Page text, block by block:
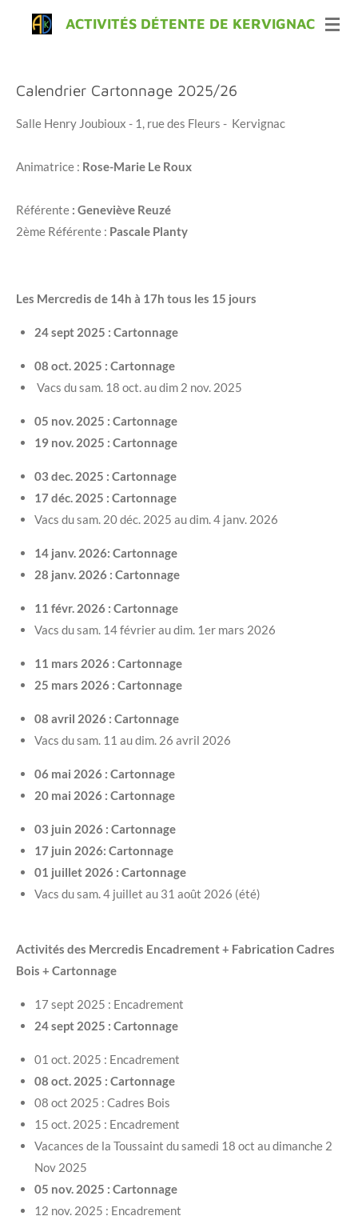
Passer
principal
ACTIVITÉS DÉTENTE DE KERVIGNAC
Calendrier Cartonnage 2025/26
Salle Henry Joubioux - 1, rue des Fleurs - Kervignac
Animatrice : Rose-Marie Le Roux
Référente : Geneviève Reuzé
2ème Référente : Pascale Planty
Les Mercredis de 14h à 17h tous les 15 jours
24 sept 2025 : Cartonnage
08 oct. 2025 : Cartonnage
Vacs du sam. 18 oct. au dim 2 nov. 2025
05 nov. 2025 : Cartonnage
19 nov. 2025 : Cartonnage
03 dec. 2025 : Cartonnage
17 déc. 2025 : Cartonnage
Vacs du sam. 20 déc. 2025 au dim. 4 janv. 2026
14 janv. 2026: Cartonnage
28 janv. 2026 : Cartonnage
11 févr. 2026 : Cartonnage
Vacs du sam. 14 février au dim. 1er mars 2026
11 mars 2026 : Cartonnage
25 mars 2026 : Cartonnage
08 avril 2026 : Cartonnage
Vacs du sam. 11 au dim. 26 avril 2026
06 mai 2026 : Cartonnage
20 mai 2026 : Cartonnage
03 juin 2026 : Cartonnage
17 juin 2026: Cartonnage
01 juillet 2026 : Cartonnage
Vacs du sam. 4 juillet au 31 août 2026 (été)
Activités des Mercredis Encadrement + Fabrication Cadres
Bois + Cartonnage
17 sept 2025 : Encadrement
24 sept 2025 : Cartonnage
01 oct. 2025 : Encadrement
08 oct. 2025 : Cartonnage
08 oct 2025 : Cadres Bois
15 oct. 2025 : Encadrement
Vacances de la Toussaint du samedi 18 oct au dimanche 2
Nov 2025
05 nov. 2025 : Cartonnage
12 nov. 2025 : Encadrement